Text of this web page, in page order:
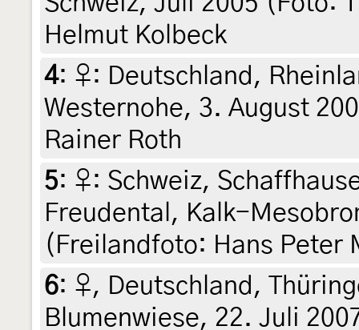
Helmut Kolbeck
4: ♀: Deutschland,
Westernohe, 3. August
Rainer Roth
5: ♀: Schweiz,
Freudental, Kalk-
(Freilandfoto: Hans Peter
6: ♀, Deutschland,
Blumenwiese, 22. Juli